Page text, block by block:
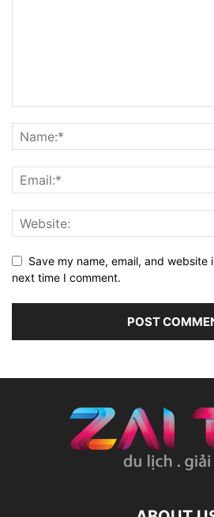
Save my name, email, and website
next time I comment.